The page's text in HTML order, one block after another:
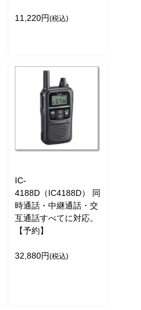
11,220円(税込)
IC-
4188D（IC4188D） 同
時通話・中継通話・交
互通話すべてに対応。
【予約】
32,880円(税込)